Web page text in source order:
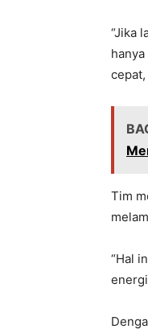
“Jika
Tim
“Hal